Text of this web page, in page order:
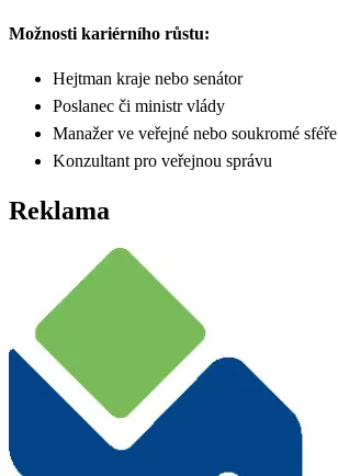
Možnosti kariérního růstu:
Hejtman kraje nebo senátor
Poslanec či ministr vlády
Manažer ve veřejné nebo soukromé sféře
Konzultant pro veřejnou správu
Reklama